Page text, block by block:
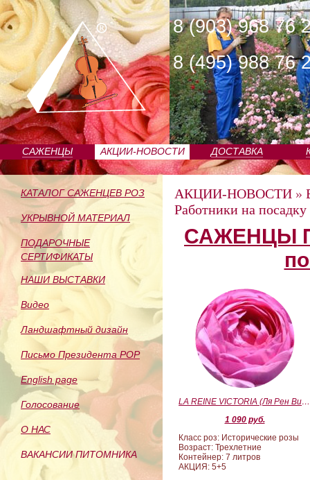
8 (903) 968 76
8 (495) 988 76
САЖЕНЦЫ
ПИТОМНИКА
АКЦИИ-НОВОСТИ ДОСТАВКА
КАТАЛОГ САЖЕНЦЕВ РОЗ
УКРЫВНОЙ МАТЕРИАЛ
ПОДАРОЧНЫЕ
СЕРТИФИКАТЫ
НАШИ ВЫСТАВКИ
Видео
Ландшафтный дизайн
Письмо Президента РОР
English page
Голосование
О НАС
ВАКАНСИИ ПИТОМНИКА
АКЦИИ-НОВОСТИ »
Работники на посадку
САЖЕНЦЫ
LA REINE VICTORIA (Ля Рен Виктория)
1 090 руб.
Класс роз: Исторические розы
Возраст: Трехлетние
Контейнер: 7 литров
АКЦИЯ: 5+5